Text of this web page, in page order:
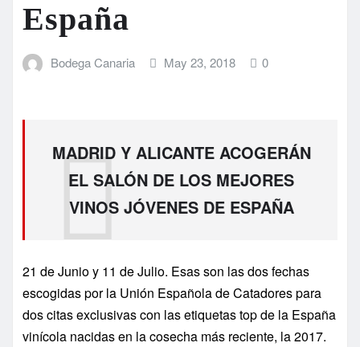
España
Bodega Canaria May 23, 2018 0
MADRID Y ALICANTE ACOGERÁN
EL SALÓN DE LOS MEJORES
VINOS JÓVENES DE ESPAÑA
21 de Junio y 11 de Julio. Esas son las dos fechas
escogidas por la Unión Española de Catadores para
dos citas exclusivas con las etiquetas top de la España
vinícola nacidas en la cosecha más reciente, la 2017.